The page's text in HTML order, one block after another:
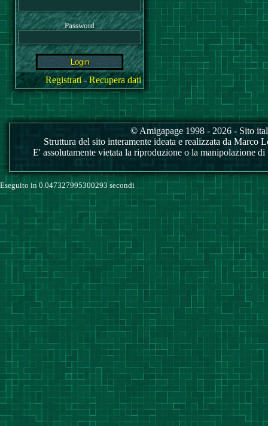
Password
Registrati-Recupera dati
© Amigapage 1998 - 2026 - Sito
Struttura del sito interamente ideata e realizzata da
E' assolutamente vietata la riproduzione o la manipolazione
Eseguito in 0.047327995300293 secondi